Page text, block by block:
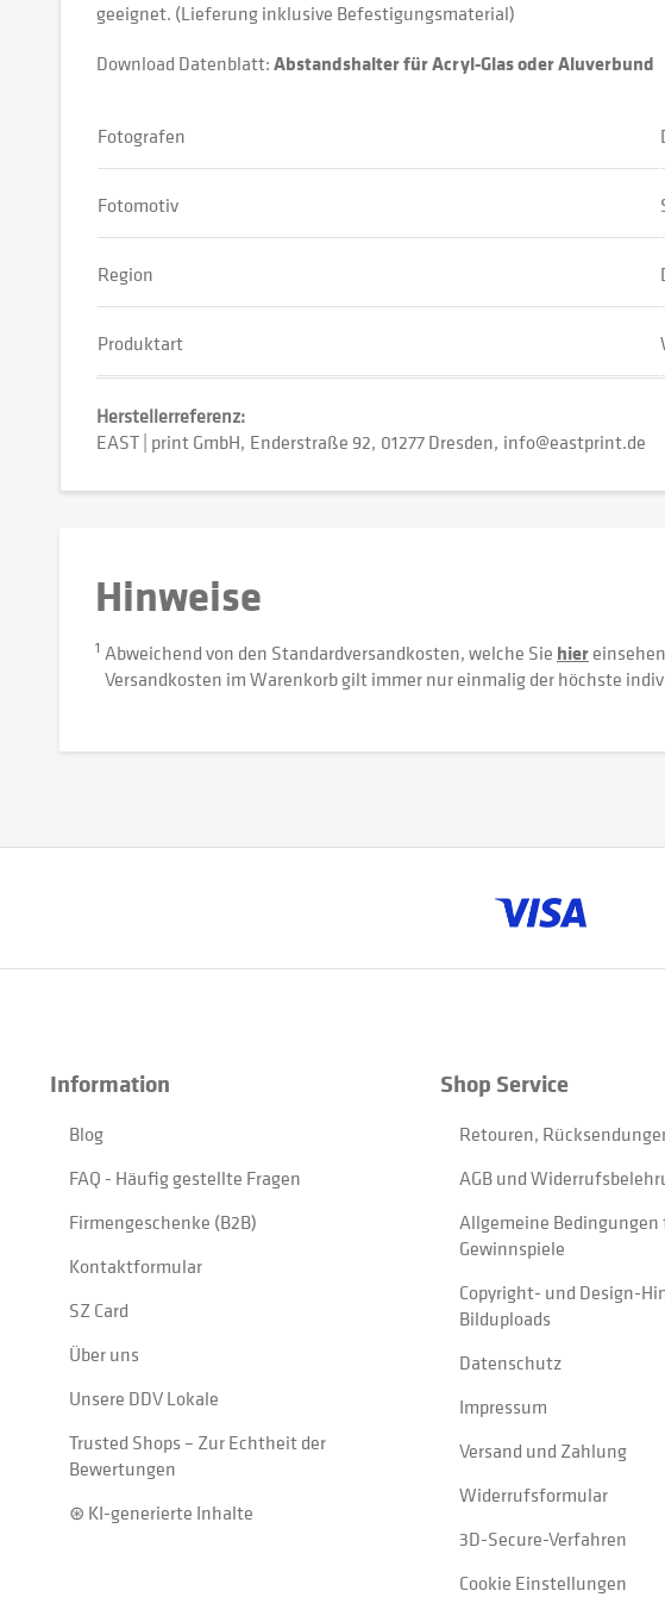
geeignet. (Lieferung inklusive Befestigungsmaterial)
Download Datenblatt:Abstandshalter für Acryl-Glas oder Aluverbund
Fotografen
Fotomotiv
Region
Produktart
Herstellerreferenz:
EAST | print GmbH Enderstraße 92 01277 Dresden info@eastprint.de
Hinweise
1 Abweichend von den Standardversandkosten, welche Sie hier
Versandkosten im Warenkorb gilt immer nur einmalig der höchste
Information
Blog
FAQ - Häufig gestellte Fragen
Firmengeschenke (B2B)
Kontaktformular
SZ Card
Über uns
Unsere DDV Lokale
Trusted Shops – Zur Echtheit der
Bewertungen
⊛ KI-generierte Inhalte
Shop Service
Retouren,
AGB und
Allgemeine Bedingungen
Gewinnspiele
Copyright- und Design-
Bilduploads
Datenschutz
Impressum
Versand und Zahlung
Widerrufsformular
3D-Secure-Verfahren
Cookie Einstellungen